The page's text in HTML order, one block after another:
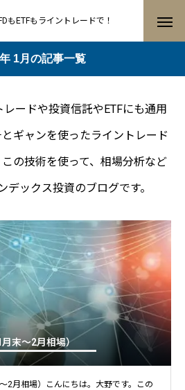
もETFもライントレードで！
1月の記事一覧
レードや投資信託やETFにも通用
ギャンを使ったライントレード
の技術を使って、相場分析など
デックス投資のブログです。
末～2月相場）
2月相場）こんにちは。大野です。この